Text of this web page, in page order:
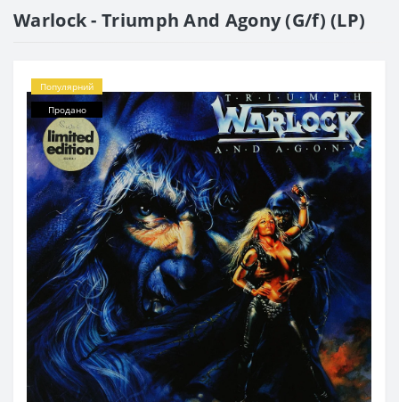
Warlock - Triumph And Agony (G/f) (LP)
Популярний
Продано